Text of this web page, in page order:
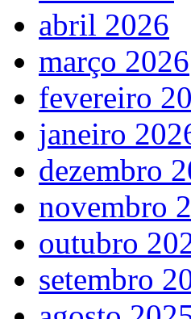
abril 2026
março 2026
fevereiro
janeiro
dezembro
novembro
outubro
setembro